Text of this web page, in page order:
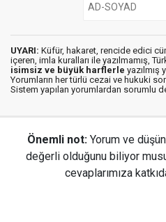
UYARI: Küfür, hakaret, rencide edici
içeren, imla kuralları ile yazılmamış,
isimsiz ve büyük harflerle yazılmış
Yorumların her türlü cezai ve hukuki
Sistem yapılan yorumlardan sorumlu
Önemli not: Yorum ve
değerli olduğunu biliyor
cevaplarımıza